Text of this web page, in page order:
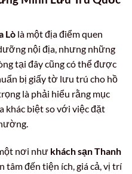
Lò là một địa điểm quen
nội địa, nhưng những
tại đây cũng có thể được
bị giấy tờ lưu trú cho hồ
là phải hiểu rằng mục
khác biệt so với việc đặt
nơi như khách sạn Thanh
tâm đến tiện ích, giá cả, vị trí